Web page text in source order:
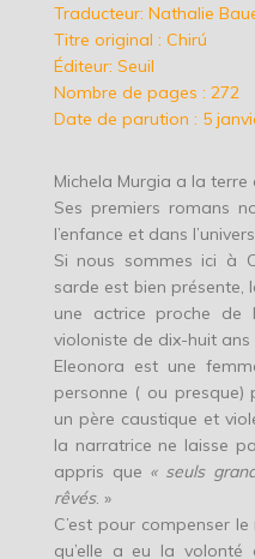
Traducteur: Nathalie
Titre original : Chirú
Éditeur: Seuil
Nombre de pages : 272
Date de parution : 5
Michela Murgia a la
Ses premiers romans
l’enfance et dans
Si nous sommes ici à
sarde est bien présente,
une actrice proche de
violoniste de dix-huit
Eleonora est une
personne ( ou presque)
un père caustique et
la narratrice ne laisse
appris que « seuls
rêvés. »
C’est pour compenser
qu’elle a eu la